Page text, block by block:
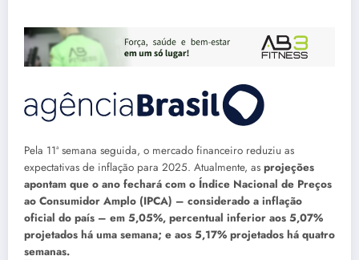
Pela 11ª semana seguida, o mercado financeiro reduziu as
expectativas de inflação para 2025. Atualmente, as projeções
apontam que o ano fechará com o Índice Nacional de Preços
ao Consumidor Amplo (IPCA) – considerado a inflação
oficial do país – em 5,05%, percentual inferior aos 5,07%
projetados há uma semana; e aos 5,17% projetados há quatro
semanas.